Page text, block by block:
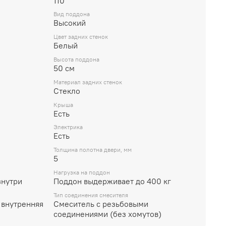
Вид поддона
Высокий
Цвет задних стенок
Белый
Высота поддона
50 см
Материал задних стенок
Стекло
Крыша
Есть
Электрика
Есть
Толщина полотна двери, мм
5
Нагрузка на поддон
Поддон выдерживает до 400 кг
Тип соединения смесителя
Смеситель с резьбовыми
соединениями (без хомутов)